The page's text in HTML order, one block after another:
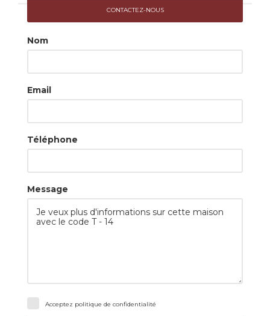
CONTACTEZ-NOUS
Nom
Email
Téléphone
Message
Acceptez politique de confidentialité